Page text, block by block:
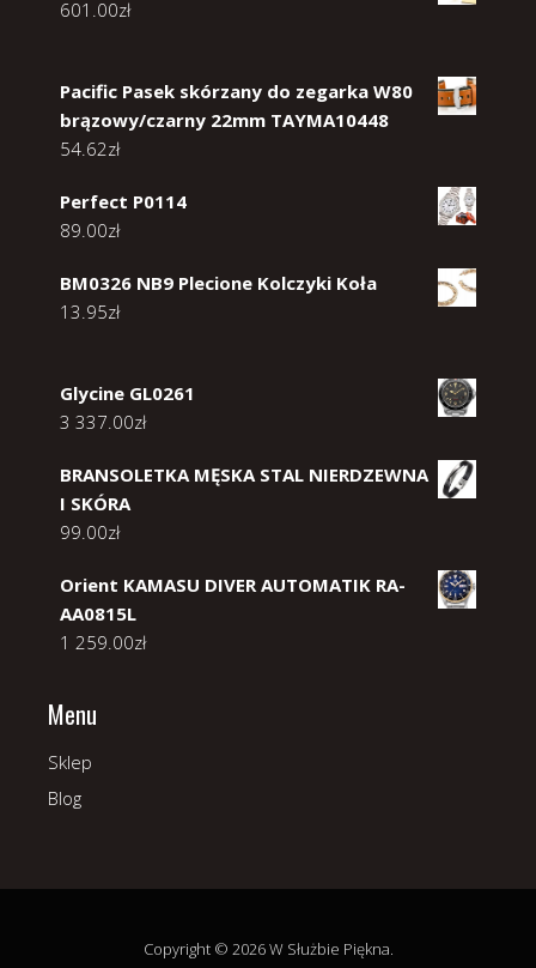
601.00zł
Pacific Pasek skórzany do zegarka W80
brązowy/czarny 22mm TAYMA10448
54.62zł
Perfect P0114
89.00zł
BM0326 NB9 Plecione Kolczyki Koła
13.95zł
Glycine GL0261
3 337.00zł
BRANSOLETKA MĘSKA STAL NIERDZEWNA
I SKÓRA
99.00zł
Orient KAMASU DIVER AUTOMATIK RA-
AA0815L
1 259.00zł
Menu
Sklep
Blog
Copyright © 2026 W Służbie Piękna.